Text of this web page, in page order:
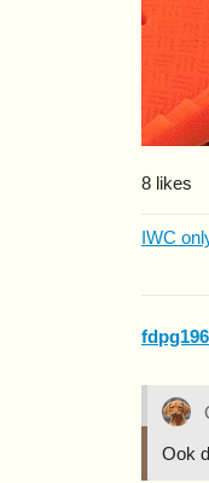
8 likes
IWC
Ook